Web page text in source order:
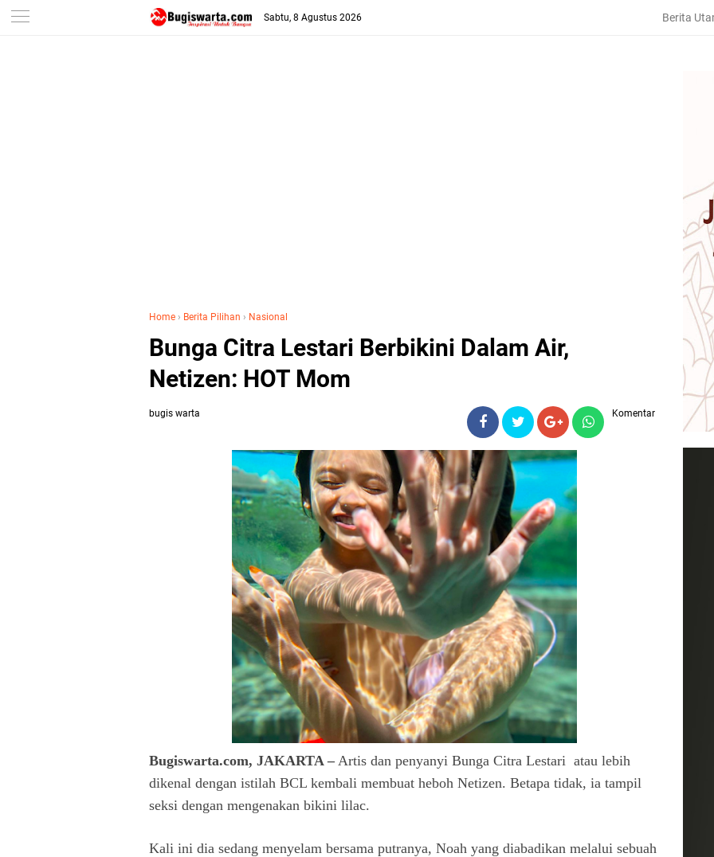
-->
Sabtu, 8 Agustus 2026 Berita
Home › Berita Pilihan › Nasional
Bunga Citra Lestari Berbikini Dalam Air,
Netizen: HOT Mom
bugis warta Komentar
Bugiswarta.com, JAKARTA –Artis dan penyanyi Bunga Citra Lestari atau lebih
dikenal dengan istilah BCL kembali membuat heboh Netizen. Betapa tidak, ia tampil
seksi dengan mengenakan bikini lilac.
Kali ini dia sedang menyelam bersama putranya, Noah yang diabadikan melalui sebuah